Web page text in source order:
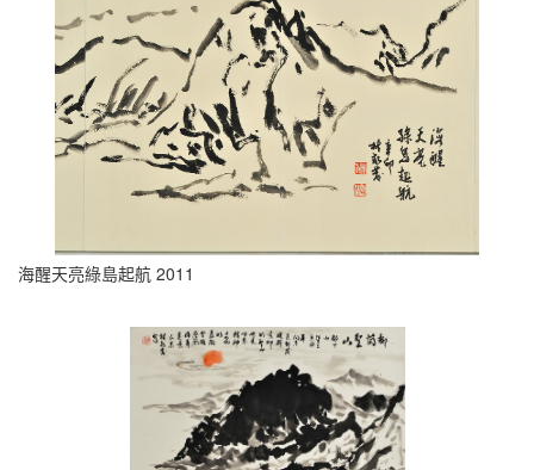
海醒天亮綠島起航 2011